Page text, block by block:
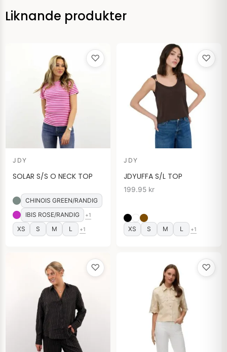
Liknande produkter
♡
JDY
SOLAR S/S O NECK TOP
CHINOIS GREEN/RANDIG
IBIS ROSE/RANDIG
+1
XS S M L +1
♡
JDY
JDYUFFA S/L TOP
199.95 kr
XS S M L +1
♡ ♡